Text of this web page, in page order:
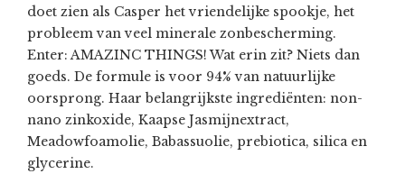
doet zien als Casper het vriendelijke spookje, het
probleem van veel minerale zonbescherming.
Enter: AMAZINC THINGS! Wat erin zit? Niets dan
goeds. De formule is voor 94% van natuurlijke
oorsprong. Haar belangrijkste ingrediënten: non-
nano zinkoxide, Kaapse Jasmijnextract,
Meadowfoamolie, Babassuolie, prebiotica, silica en
glycerine.